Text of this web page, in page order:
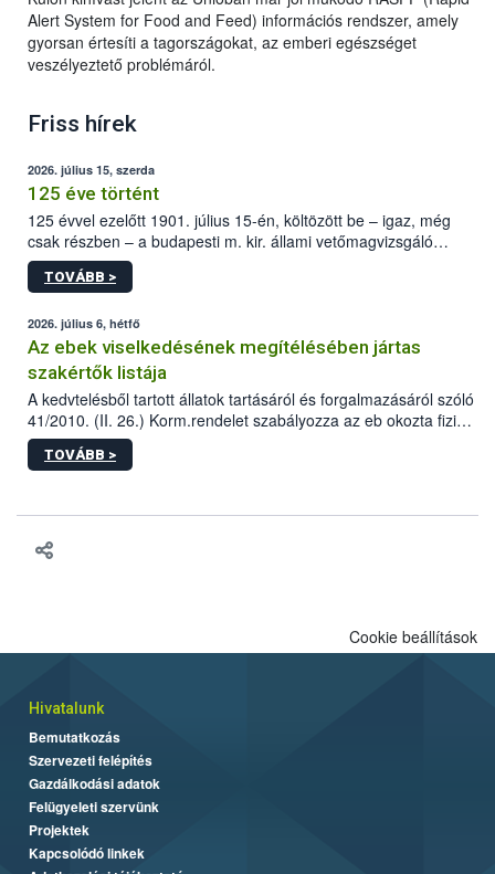
Alert System for Food and Feed) információs rendszer, amely
gyorsan értesíti a tagországokat, az emberi egészséget
veszélyeztető problémáról.
Friss hírek
2026. július 15, szerda
125 éve történt
125 évvel ezelőtt 1901. július 15-én, költözött be – igaz, még
csak részben – a budapesti m. kir. állami vetőmagvizsgáló
állomás a Kis Rókus utca 15. szám alatti, Czigler Győző által
tervezett új épületébe.
TOVÁBB >
2026. július 6, hétfő
Az ebek viselkedésének megítélésében jártas
szakértők listája
A kedvtelésből tartott állatok tartásáról és forgalmazásáról szóló
41/2010. (II. 26.) Korm.rendelet szabályozza az eb okozta fizikai
sérülés, illetve ennek veszélye keletkezésekor felmerülő
hatósági feladatokat, valamint a veszélyes eb tartását és annak
TOVÁBB >
Cookie beállítások
Hivatalunk
Bemutatkozás
Szervezeti felépítés
Gazdálkodási adatok
Felügyeleti szervünk
Projektek
Kapcsolódó linkek